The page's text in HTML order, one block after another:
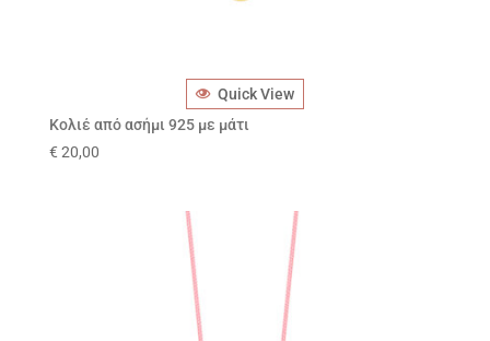
Quick View
Κολιέ από ασήμι 925 με μάτι
€ 20,00